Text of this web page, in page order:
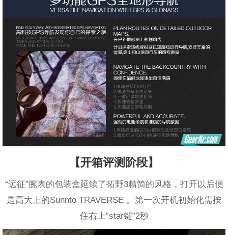
【开箱评测阶段】
“远征”腕表的包装盒延续了拓野3精简的风格，打开以后便
是高大上的Sunnto TRAVERSE 。第一次开机初始化需按
住右上“star键”2秒